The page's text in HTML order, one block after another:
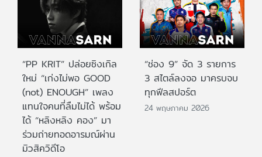
“PP KRIT” ปล่อยซิงเกิล
ใหม่ “เก่งไม่พอ GOOD
(not) ENOUGH” เพลง
แทนใจคนที่ลืมไม่ได้ พร้อม
ได้ “หลิงหลิง คอง” มา
ร่วมถ่ายทอดอารมณ์ผ่าน
มิวสิควิดีโอ
“ช่อง 9” จัด 3 รายการ
3 สไตล์ลงจอ มาครบจบ
ทุกฟีลสปอร์ต
24 พฤษภาคม 2026